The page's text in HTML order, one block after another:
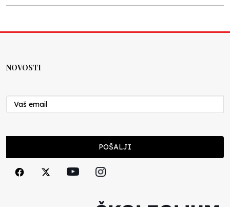
Nenad Veličković
29.10.2024
Cuke i djeca
NOVOSTI
POŠALJI